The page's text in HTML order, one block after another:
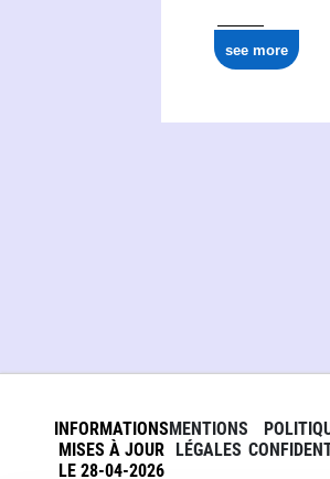
see more
INFORMATIONS
MISES À JOUR
LE 28-04-2026
MENTIONS
LÉGALES